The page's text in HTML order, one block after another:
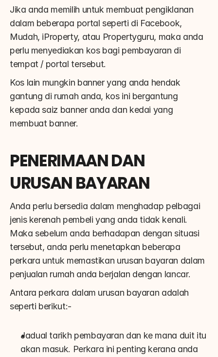
Jika anda memilih untuk membuat pengiklanan
dalam beberapa portal seperti di Facebook,
Mudah, iProperty, atau Propertyguru, maka anda
perlu menyediakan kos bagi pembayaran di
tempat / portal tersebut.
Kos lain mungkin banner yang anda hendak
gantung di rumah anda, kos ini bergantung
kepada saiz banner anda dan kedai yang
membuat banner.
PENERIMAAN DAN
URUSAN BAYARAN
Anda perlu bersedia dalam menghadap pelbagai
jenis kerenah pembeli yang anda tidak kenali.
Maka sebelum anda berhadapan dengan situasi
tersebut, anda perlu menetapkan beberapa
perkara untuk memastikan urusan bayaran dalam
penjualan rumah anda berjalan dengan lancar.
Antara perkara dalam urusan bayaran adalah
seperti berikut:-
Jadual tarikh pembayaran dan ke mana duit itu
akan masuk. Perkara ini penting kerana anda